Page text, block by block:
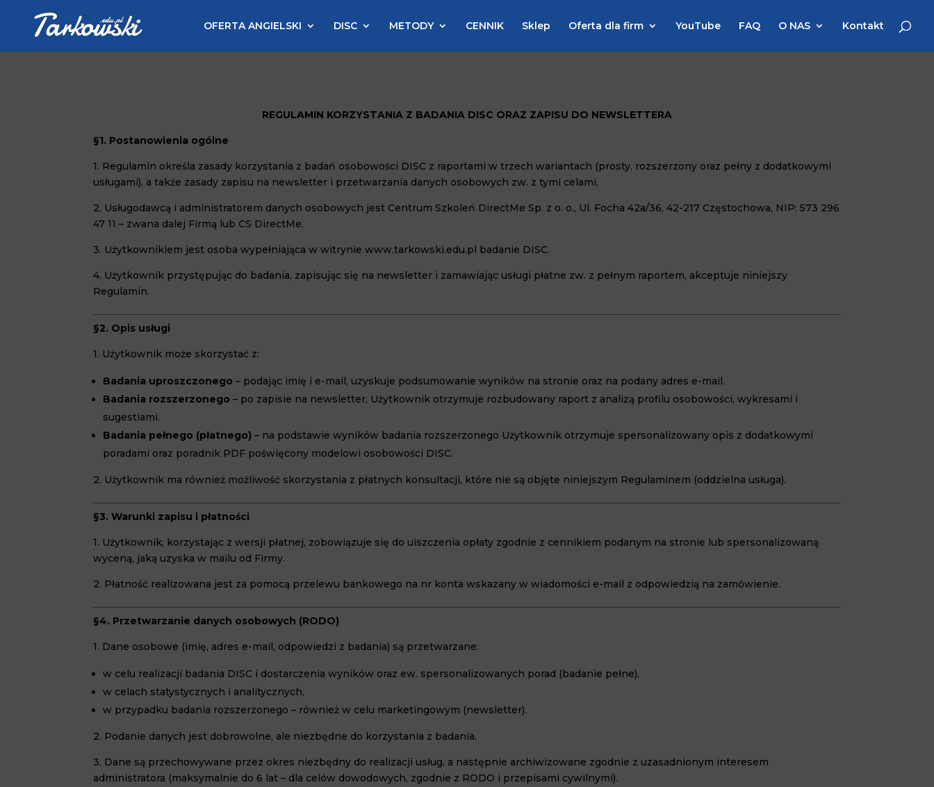
OFERTA ANGIELSKI DISC METODY CENNIK Sklep Oferta dla firm YouTube FAQ O NAS Kontakt
REGULAMIN KORZYSTANIA Z BADANIA DISC ORAZ ZAPISU DO NEWSLETTERA
§1. Postanowienia ogólne
1. Regulamin określa zasady korzystania z badań osobowości DISC z raportami w trzech wariantach (prosty, rozszerzony oraz pełny z dodatkowymi
usługami), a także zasady zapisu na newsletter i przetwarzania danych osobowych zw. z tymi celami.
2. Usługodawcą i administratorem danych osobowych jest Centrum Szkoleń DirectMe Sp. z o. o., Ul. Focha 42a/36, 42-217 Częstochowa, NIP: 573 296
47 11 – zwana dalej Firmą lub CS DirectMe.
3. Użytkownikiem jest osoba wypełniająca w witrynie www.tarkowski.edu.pl badanie DISC.
4. Użytkownik przystępując do badania, zapisując się na newsletter i zamawiając usługi płatne zw. z pełnym raportem, akceptuje niniejszy
Regulamin.
§2. Opis usługi
1. Użytkownik może skorzystać z:
Badania uproszczonego – podając imię i e-mail, uzyskuje podsumowanie wyników na stronie oraz na podany adres e-mail.
Badania rozszerzonego – po zapisie na newsletter, Użytkownik otrzymuje rozbudowany raport z analizą profilu osobowości, wykresami i
sugestiami.
Badania pełnego (płatnego) – na podstawie wyników badania rozszerzonego Użytkownik otrzymuje spersonalizowany opis z dodatkowymi
poradami oraz poradnik PDF poświęcony modelowi osobowości DISC.
2. Użytkownik ma również możliwość skorzystania z płatnych konsultacji, które nie są objęte niniejszym Regulaminem (oddzielna usługa).
§3. Warunki zapisu i płatności
1. Użytkownik, korzystając z wersji płatnej, zobowiązuje się do uiszczenia opłaty zgodnie z cennikiem podanym na stronie lub spersonalizowaną
wyceną, jaką uzyska w mailu od Firmy.
2. Płatność realizowana jest za pomocą przelewu bankowego na nr konta wskazany w wiadomości e-mail z odpowiedzią na zamówienie.
§4. Przetwarzanie danych osobowych (RODO)
1. Dane osobowe (imię, adres e-mail, odpowiedzi z badania) są przetwarzane:
w celu realizacji badania DISC i dostarczenia wyników oraz ew. spersonalizowanych porad (badanie pełne),
w celach statystycznych i analitycznych,
w przypadku badania rozszerzonego – również w celu marketingowym (newsletter).
2. Podanie danych jest dobrowolne, ale niezbędne do korzystania z badania.
3. Dane są przechowywane przez okres niezbędny do realizacji usług, a następnie archiwizowane zgodnie z uzasadnionym interesem
administratora (maksymalnie do 6 lat – dla celów dowodowych, zgodnie z RODO i przepisami cywilnymi).